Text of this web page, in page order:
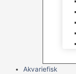
Akvariefisk